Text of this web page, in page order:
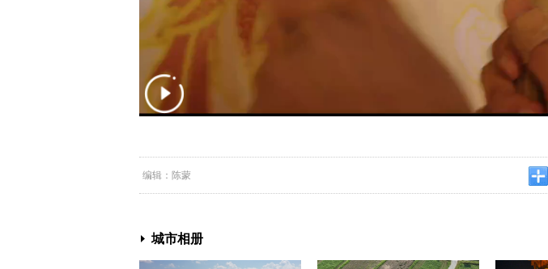
编辑：陈蒙